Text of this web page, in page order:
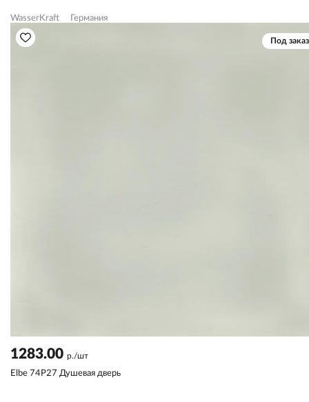
WasserKraft Германия
Под заказ
1283.00 р./шт
Elbe 74P27 Душевая дверь